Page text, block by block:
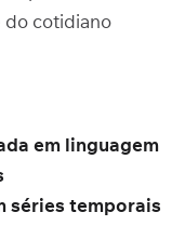
do cotidiano
em linguagem
séries temporais